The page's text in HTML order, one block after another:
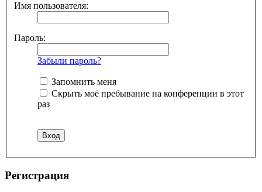
Имя пользователя:
Пароль:
Забыли пароль?
Запомнить меня
Скрыть моё пребывание на конференции в этот
раз
Регистрация